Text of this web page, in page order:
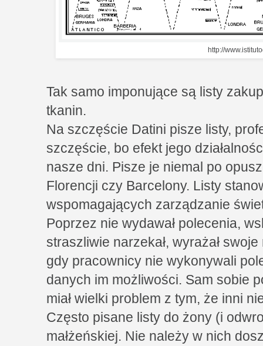
http://
Tak samo imponujące są listy
tkanin.
Na szczęście Datini pisze listy,
szczęście, bo efekt jego
nasze dni. Pisze je niemal po
Florencji czy Barcelony. Listy
wspomagających zarządzanie
Poprzez nie wydawał polecenia,
straszliwie narzekał, wyrażał
gdy pracownicy nie wykonywali
danych im możliwości. Sam sobie
miał wielki problem z tym, że inni
Często pisane listy do żony (i
małżeńskiej. Nie należy w nich